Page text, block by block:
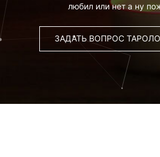
любил или нет а ну
ЗАДАТЬ ВОПРОС